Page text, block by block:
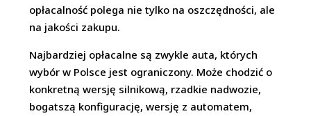
opłacalność polega nie tylko na oszczędności, ale
na jakości zakupu.
Najbardziej opłacalne są zwykle auta, których
wybór w Polsce jest ograniczony. Może chodzić o
konkretną wersję silnikową, rzadkie nadwozie,
bogatszą konfigurację, wersję z automatem,